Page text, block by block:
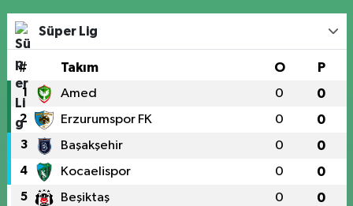
Süper Lig
# Takım O P
1 Amed 0 0
2 Erzurumspor FK 0 0
3 Başakşehir 0 0
4 Kocaelispor 0 0
5 Beşiktaş 0 0